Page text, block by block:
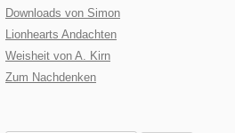
Downloads von Simon
Lionhearts Andachten
Weisheit von A. Kirn
Zum Nachdenken